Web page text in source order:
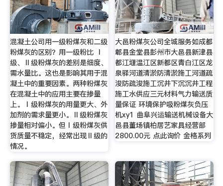
混凝土公司用一级粉煤灰和二级
粉煤灰的区别？用一级粉比 Ⅰ
级、Ⅱ级粉煤灰的差别是细度、
需水量比。这也是影响其用于混
凝土中的重要因素。两种粉煤灰
在混凝土中的应用主要在掺量
上。Ⅰ级粉煤灰的用量更大、外
加剂的需求量更小。Ⅱ级粉煤灰
掺量相对偏小。但Ⅰ级粉煤灰供
货质量不稳定，经常出现Ⅱ级的
情况。
大邑粉煤灰公司全城服务如成都
郫县金堂县彭州市大邑县新津县
都江堰温江区新都区青白江区龙
泉驿河道清淤防清淤施工河道疏
浚防疏浚施工沉井下沉沉井工程
施工水供应三元材料气力输送质
量保证 环境保护吸粉煤灰负压
机xy1 曲阜兴运输送机械设备大
邑县董场镇柏居艺家具经营部
2800.00元 点此询价 金格系列